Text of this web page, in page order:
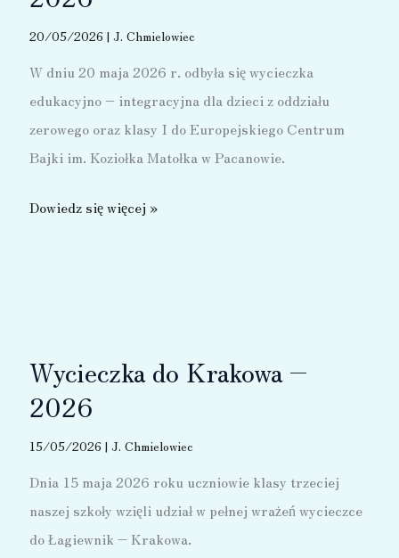
20/05/2026 | J. Chmielowiec
W dniu 20 maja 2026 r. odbyła się wycieczka
edukacyjno – integracyjna dla dzieci z oddziału
zerowego oraz klasy I do Europejskiego Centrum
Bajki im. Koziołka Matołka w Pacanowie.
Wycieczka
Dowiedz się więcej »
Wycieczka do Krakowa –
2026
15/05/2026 | J. Chmielowiec
Dnia 15 maja 2026 roku uczniowie klasy trzeciej
naszej szkoły wzięli udział w pełnej wrażeń wycieczce
do Łagiewnik – Krakowa.